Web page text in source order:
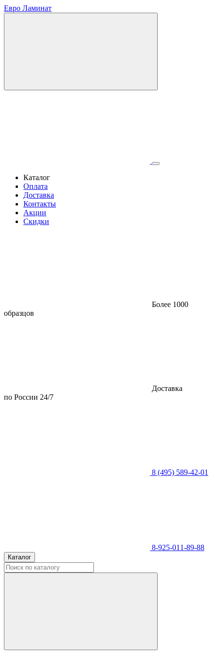
Евро Ламинат
Каталог
Оплата
Доставка
Контакты
Акции
Скидки
Более 1000
образцов
Доставка
по России 24/7
8 (495) 589-42-01
8-925-011-89-88
Каталог